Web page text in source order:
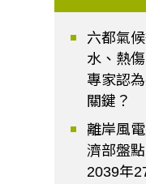
六都氣
水、熱
專家認
關鍵？
離岸風
濟部盤
2039年